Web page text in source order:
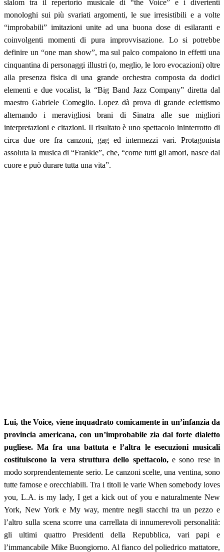
slalom tra il repertorio musicale di “the Voice” e i divertenti
monologhi sui più svariati argomenti, le sue irresistibili e a volte
“improbabili” imitazioni unite ad una buona dose di esilaranti e
coinvolgenti momenti di pura improvvisazione. Lo si potrebbe
definire un “one man show”, ma sul palco compaiono in effetti una
cinquantina di personaggi illustri (o, meglio, le loro evocazioni) oltre
alla presenza fisica di una grande orchestra composta da dodici
elementi e due vocalist, la “Big Band Jazz Company” diretta dal
maestro Gabriele Comeglio. Lopez dà prova di grande eclettismo
alternando i meravigliosi brani di Sinatra alle sue migliori
interpretazioni e citazioni. Il risultato è uno spettacolo ininterrotto di
circa due ore fra canzoni, gag ed intermezzi vari. Protagonista
assoluta la musica di “Frankie”, che, “come tutti gli amori, nasce dal
cuore e può durare tutta una vita”.
Lui, the Voice, viene inquadrato comicamente in un’infanzia da
provincia americana, con un’improbabile zia dal forte dialetto
pugliese. Ma fra una battuta e l’altra le esecuzioni musicali
costituiscono la vera struttura dello spettacolo, e sono rese in
modo sorprendentemente serio. Le canzoni scelte, una ventina, sono
tutte famose e orecchiabili. Tra i titoli le varie When somebody loves
you, L.A. is my lady, I get a kick out of you e naturalmente New
York, New York e My way, mentre negli stacchi tra un pezzo e
l’altro sulla scena scorre una carrellata di innumerevoli personalità:
gli ultimi quattro Presidenti della Repubblica, vari papi e
l’immancabile Mike Buongiorno. Al fianco del poliedrico mattatore,